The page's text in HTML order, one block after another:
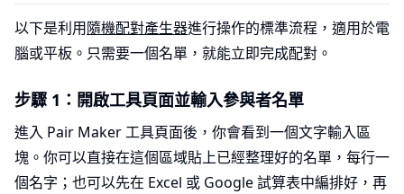
以下是利用隨機配對產生器進行操作的標準流程，適用於電
腦或平板。只需要一個名單，就能立即完成配對。
步驟 1：開啟工具頁面並輸入參與者名單
進入 Pair Maker 工具頁面後，你會看到一個文字輸入區
塊。你可以直接在這個區域貼上已經整理好的名單，每行一
個名字；也可以先在 Excel 或 Google 試算表中編排好，再